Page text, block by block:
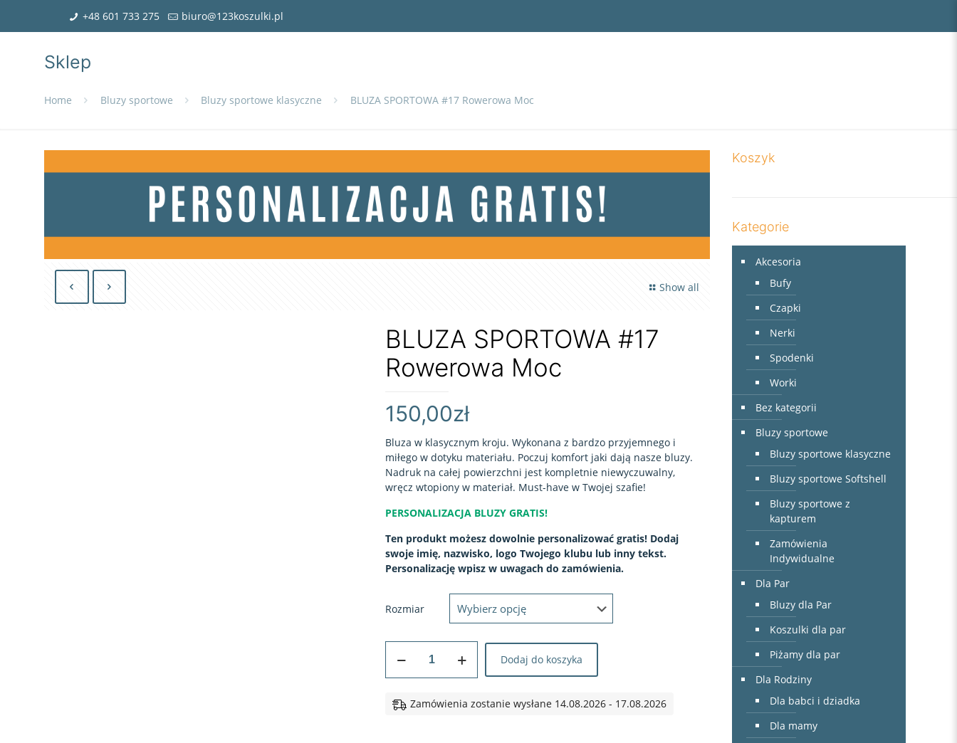
+48 601 733 275 biuro@123koszulki.pl
Sklep
Home Bluzy sportowe Bluzy sportowe klasyczne BLUZA SPORTOWA #17 Rowerowa Moc
Show all
BLUZA SPORTOWA #17
Rowerowa Moc
150,00zł
Bluza w klasycznym kroju. Wykonana z bardzo przyjemnego i
miłego w dotyku materiału. Poczuj komfort jaki dają nasze bluzy.
Nadruk na całej powierzchni jest kompletnie niewyczuwalny,
wręcz wtopiony w materiał. Must-have w Twojej szafie!
PERSONALIZACJA BLUZY GRATIS!
Ten produkt możesz dowolnie personalizować gratis! Dodaj
swoje imię, nazwisko, logo Twojego klubu lub inny tekst.
Personalizację wpisz w uwagach do zamówienia.
Rozmiar
BLUZA
SPORTOWA
Rowerowa
Dodaj do koszyka
Zamówienia zostanie wysłane 14.08.2026 - 17.08.2026
Koszyk
Kategorie
Akcesoria
Bufy
Czapki
Nerki
Spodenki
Worki
Bez kategorii
Bluzy sportowe
Bluzy sportowe klasyczne
Bluzy sportowe Softshell
Bluzy sportowe z
kapturem
Zamówienia
Indywidualne
Dla Par
Bluzy dla Par
Koszulki dla par
Piżamy dla par
Dla Rodziny
Dla babci i dziadka
Dla mamy